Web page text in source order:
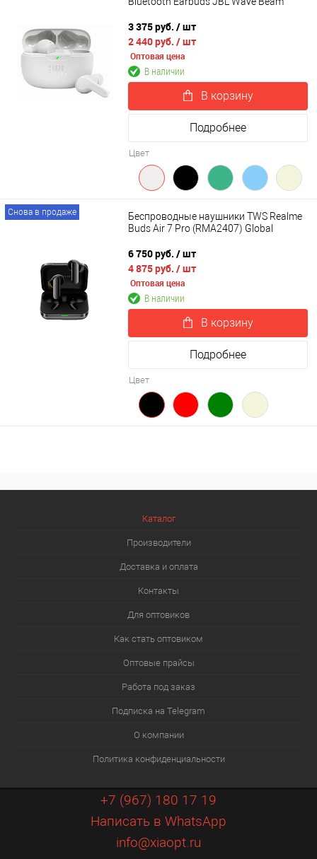
3 375 руб. / шт
2 440 руб. / шт
Оптовая цена
В наличии
В корзину
Подробнее
Цвет
Снова в продаже
Беспроводные наушники TWS Realme
Buds Air 7 Pro (RMA2407) Global
6 750 руб. / шт
4 875 руб. / шт
Оптовая цена
В наличии
В корзину
Подробнее
Цвет
Каталог
Производители
Доставка и оплата
Контакты
Для оптовиков
Как стать оптовиком
Оптовые прайсы
Работа под заказ
Подписка на Telegram
О компании
Политика конфиденциальности
+7 (967) 180 17 19
Написать в WhatsApp
info@xiaopt.ru